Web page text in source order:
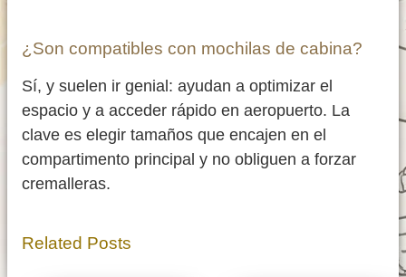
¿Son compatibles con mochilas de cabina?
Sí, y suelen ir genial: ayudan a optimizar el
espacio y a acceder rápido en aeropuerto. La
clave es elegir tamaños que encajen en el
compartimento principal y no obliguen a forzar
cremalleras.
Related Posts